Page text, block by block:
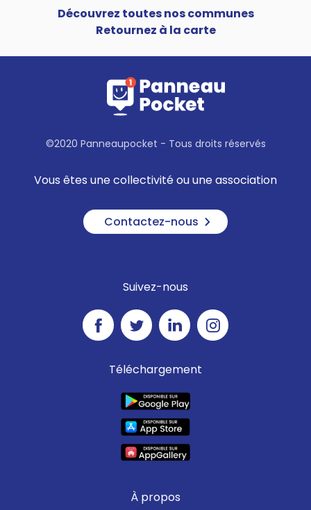
Découvrez toutes nos communes
Retournez à la carte
©2020 Panneaupocket - Tous droits réservés
Vous êtes une collectivité ou une association
Contactez-nous
Suivez-nous
Téléchargement
À propos